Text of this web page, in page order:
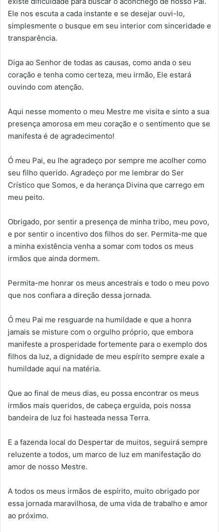
Ele nos escuta a cada instante e se desejar ouvi-lo,
simplesmente o busque em seu interior com sinceridade e
transparência.
Diga ao Senhor de todas as causas, como anda o seu
coração e tenha como certeza, meu irmão, Ele estará
ouvindo com atenção.
Aqui nesse momento o meu Mestre me visita e sinto a sua
presença amorosa em meu coração e o sentimento que se
manifesta é de agradecimento!
Ó meu Pai, eu lhe agradeço por sempre me acolher como
seu filho querido. Agradeço por me lembrar do Ser
Crístico que Somos, e da herança Divina que carrego em
meu peito.
Obrigado, por sentir a presença de minha tribo, meu povo,
e por sentir o incentivo dos filhos do ser. Permita-me que
a minha existência venha a somar com todos os meus
irmãos que ainda dormem.
Permita-me honrar os meus ancestrais e todo o meu povo
que nos confiara a direção dessa jornada.
Ó meu Pai me resguarde na humildade e que a honra
jamais se misture com o orgulho próprio, que embora
manifeste a prosperidade fortemente para o exemplo dos
filhos da luz, a dignidade de meu espírito sempre exale a
humildade aqui na matéria.
Que ao final de meus dias, eu possa encontrar os meus
irmãos mais queridos, de cabeça erguida, pois nossa
bandeira de luz foi hasteada nessa Terra.
E a fazenda local do Despertar de muitos, seguirá sempre
reluzente a todos, um marco de luz em manifestação do
amor de nosso Mestre.
A todos os meus irmãos de espírito, muito obrigado por
essa jornada maravilhosa, de uma vida de trabalho e amor
ao próximo.